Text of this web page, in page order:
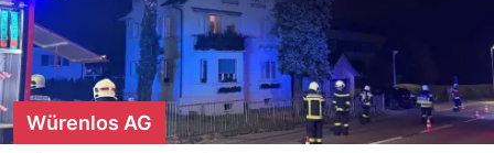
Würenlos AG